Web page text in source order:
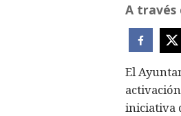
A través
El
iniciativa